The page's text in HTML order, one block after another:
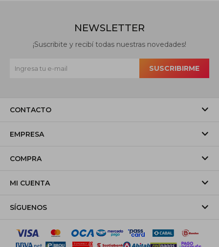
CONTACTO
EMPRESA
COMPRA
MI CUENTA
SÍGUENOS
NEWSLETTER
¡Suscribite y recibí todas nuestras novedades!
SUSCRIBIRME